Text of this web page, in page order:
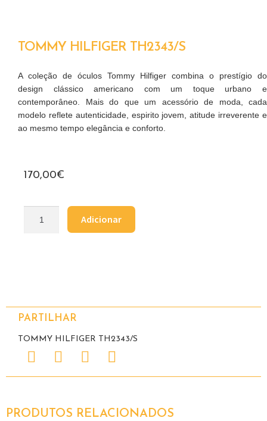
TOMMY HILFIGER TH2343/S
A coleção de óculos Tommy Hilfiger combina o prestígio do
design clássico americano com um toque urbano e
contemporâneo. Mais do que um acessório de moda, cada
modelo reflete autenticidade, espirito jovem, atitude irreverente e
ao mesmo tempo elegância e conforto.
170,00€
Adicionar
PARTILHAR
TOMMY HILFIGER TH2343/S
PRODUTOS RELACIONADOS